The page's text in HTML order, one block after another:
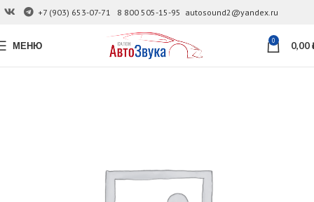
+7 (903) 653-07-71 8 800 505-15-95 autosound2@yandex.ru
МЕНЮ 0 0,00